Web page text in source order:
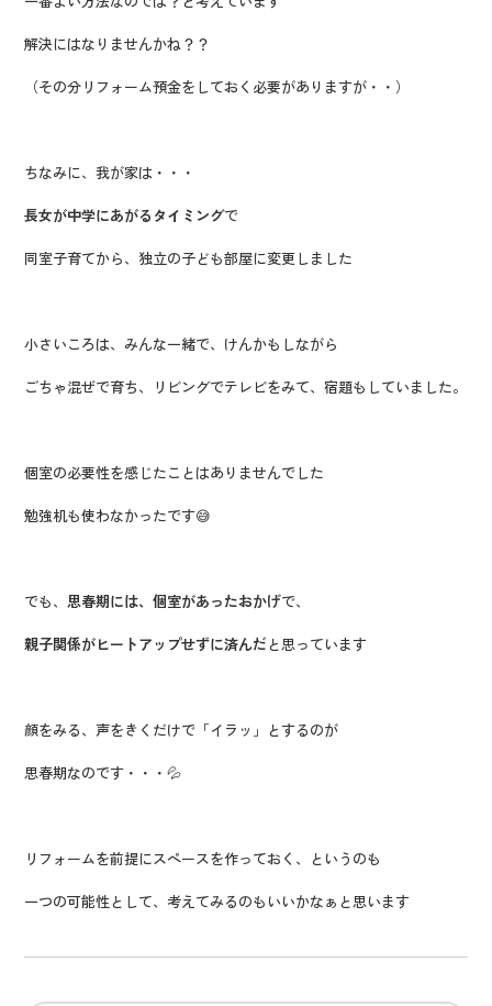
解決にはなりませんかね？？
（その分リフォーム預金をしておく必要がありますが・・）
ちなみに、我が家は・・・
長女が中学にあがるタイミングで
同室子育てから、独立の子ども部屋に変更しました
小さいころは、みんな一緒で、けんかもしながら
ごちゃ混ぜで育ち、リビングでテレビをみて、宿題もしていました。
個室の必要性を感じたことはありませんでした
勉強机も使わなかったです😅
でも、思春期には、個室があったおかげで、
親子関係がヒートアップせずに済んだと思っています
顔をみる、声をきくだけで「イラッ」とするのが
思春期なのです・・・💦
リフォームを前提にスぺースを作っておく、というのも
一つの可能性として、考えてみるのもいいかなぁと思います